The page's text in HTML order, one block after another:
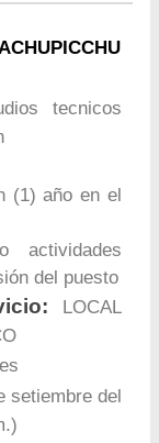
tecnicos
(1) año en el
actividades
del puesto
LOCAL
setiembre del